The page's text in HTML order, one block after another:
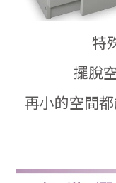
特
擺脫
再小的空間